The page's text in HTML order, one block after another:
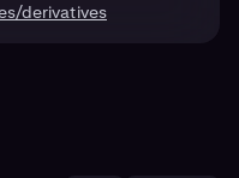
derivatives